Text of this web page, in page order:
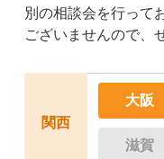
別の相談会を行って
ございませんので、
関西
大阪
滋賀